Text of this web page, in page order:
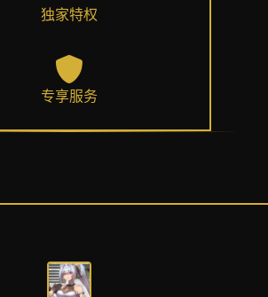
独家特权
专享服务